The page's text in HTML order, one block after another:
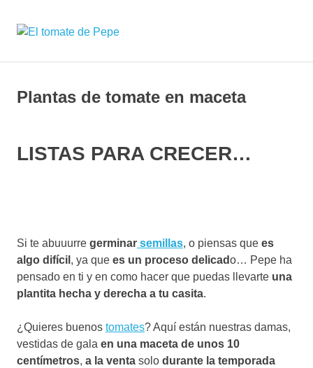
de
y
plantas
seleccionadas
Plantas de tomate en maceta
LISTAS PARA CRECER…
Si te abuuurre germinar semillas, o piensas que es
algo difícil , ya que es un proceso delicado… Pepe ha
pensado en ti y en como hacer que puedas llevarte una
plantita hecha y derecha a tu casita.
¿Quieres buenos tomates? Aquí están nuestras damas,
vestidas de gala en una maceta de unos 10
centímetros, a la venta solo durante la temporada